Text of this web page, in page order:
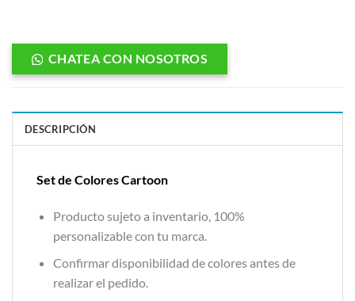
CHATEA CON NOSOTROS
DESCRIPCIÓN
Set de Colores Cartoon
Producto sujeto a inventario, 100%
personalizable con tu marca.
Confirmar disponibilidad de colores antes de
realizar el pedido.